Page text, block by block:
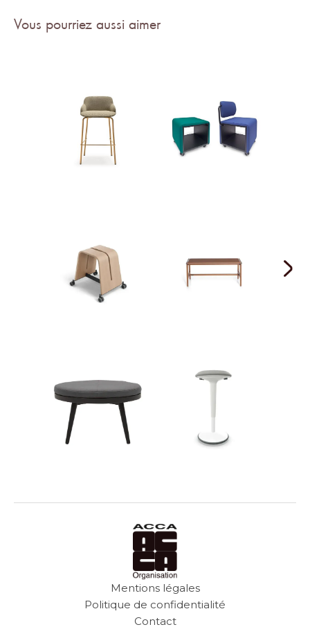
Vous pourriez aussi aimer
Mentions légales
Politique de confidentialité
Contact